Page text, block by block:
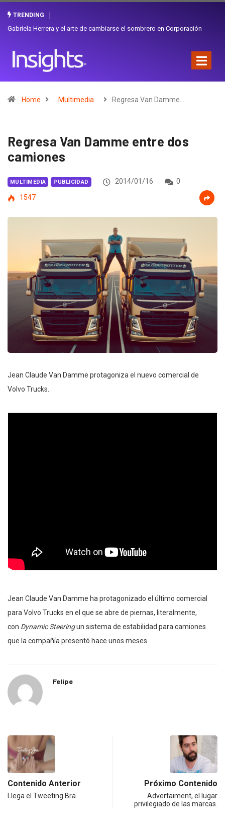
TRENDING
¿Cambiar de agencia mejora una marca? La discusión que atraviesa a
Home Multimedia Regresa Van Damme…
Regresa Van Damme entre dos
camiones
MULTIMEDIA PUBLICIDAD 2014/01/16
0
1547
Jean Claude Van Damme protagoniza el nuevo comercial de
Volvo Trucks.
Jean Claude Van Damme ha protagonizado el último comercial
para Volvo Trucks en el que se abre de piernas, literalmente,
con Dynamic Steeringun sistema de estabilidad para camiones
que la compañía presentó hace unos meses.
Felipe
Contenido Anterior
Llega el Tweeting Bra.
Próximo Contenido
Advertaiment, el lugar
privilegiado de las marcas.